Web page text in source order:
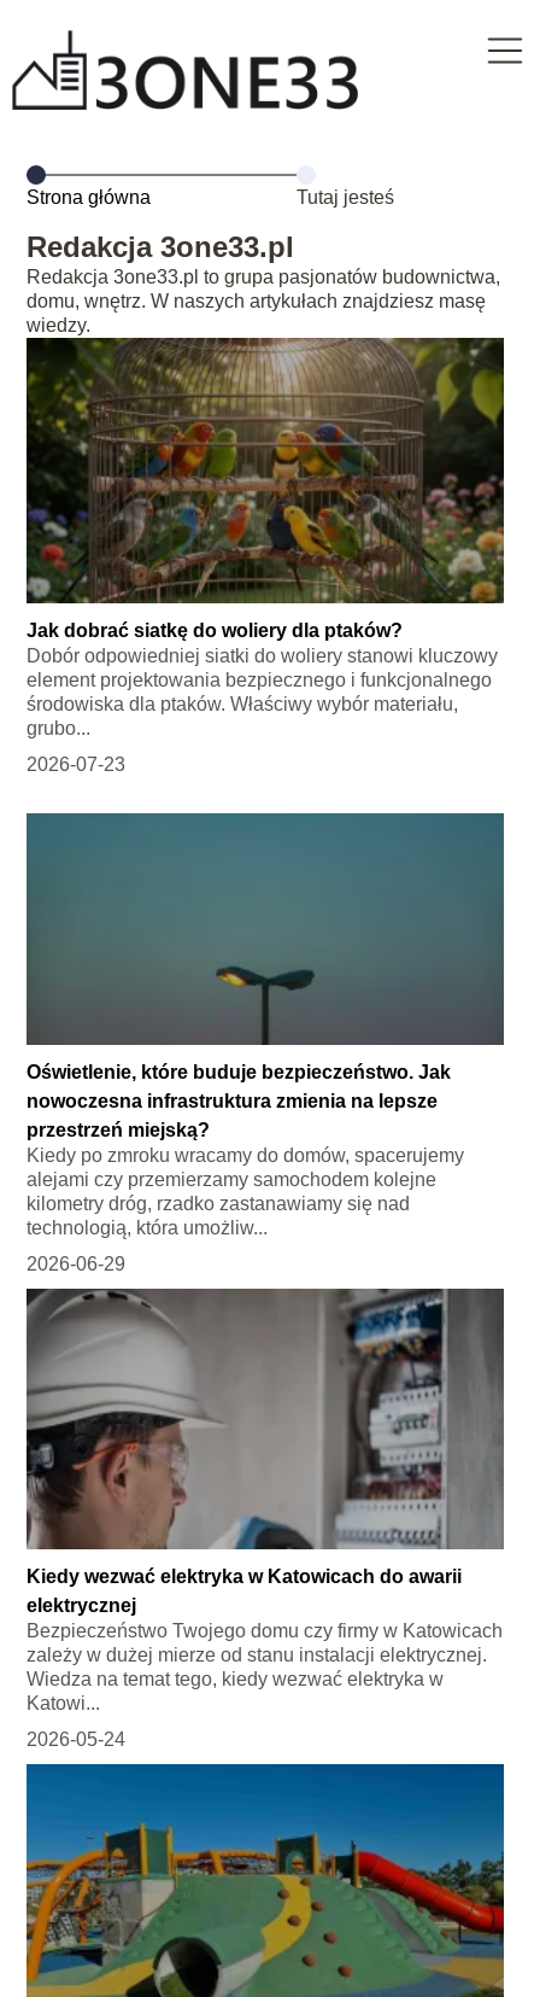
Strona główna Tutaj jesteś
Redakcja 3one33.pl
Redakcja 3one33.pl to grupa pasjonatów budownictwa,
domu, wnętrz. W naszych artykułach znajdziesz masę
wiedzy.
Jak dobrać siatkę do woliery dla ptaków?
Dobór odpowiedniej siatki do woliery stanowi kluczowy
element projektowania bezpiecznego i funkcjonalnego
środowiska dla ptaków. Właściwy wybór materiału,
grubo...
2026-07-23
Oświetlenie, które buduje bezpieczeństwo. Jak
nowoczesna infrastruktura zmienia na lepsze
przestrzeń miejską?
Kiedy po zmroku wracamy do domów, spacerujemy
alejami czy przemierzamy samochodem kolejne
kilometry dróg, rzadko zastanawiamy się nad
technologią, która umożliw...
2026-06-29
Kiedy wezwać elektryka w Katowicach do awarii
elektrycznej
Bezpieczeństwo Twojego domu czy firmy w Katowicach
zależy w dużej mierze od stanu instalacji elektrycznej.
Wiedza na temat tego, kiedy wezwać elektryka w
Katowi...
2026-05-24